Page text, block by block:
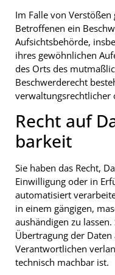
Im Falle von Verstößen
Betroffenen ein
Aufsichtsbehörde,
ihres gewöhnlichen
des Orts des
Beschwerderecht
verwaltungsrechtlicher
Recht auf
barkeit
Sie haben das Recht,
Einwilligung oder in
automatisiert
in einem gängigen,
aushändigen zu
Übertragung der
Verantwortlichen
technisch machbar ist.